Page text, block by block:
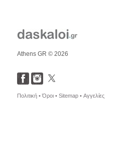
Athens GR © 2026
Πολιτική •Όροι • Sitemap • Αγγελίες